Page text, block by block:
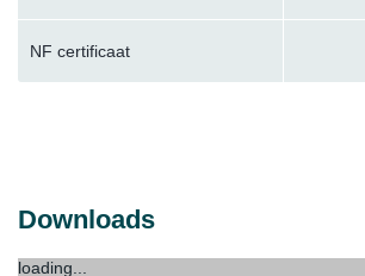
NF certificaat
Downloads
loading...